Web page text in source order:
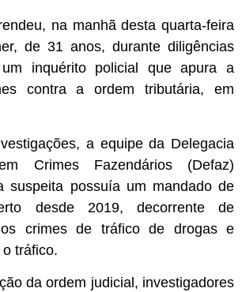
na manhã desta quarta-feira
de 31 anos, durante diligências
inquérito policial que apura a
contra a ordem tributária, em
a equipe da Delegacia
Crimes Fazendários (Defaz)
suspeita possuía um mandado de
desde 2019, decorrente de
crimes de tráfico de drogas e
tráfico.
da ordem judicial, investigadores